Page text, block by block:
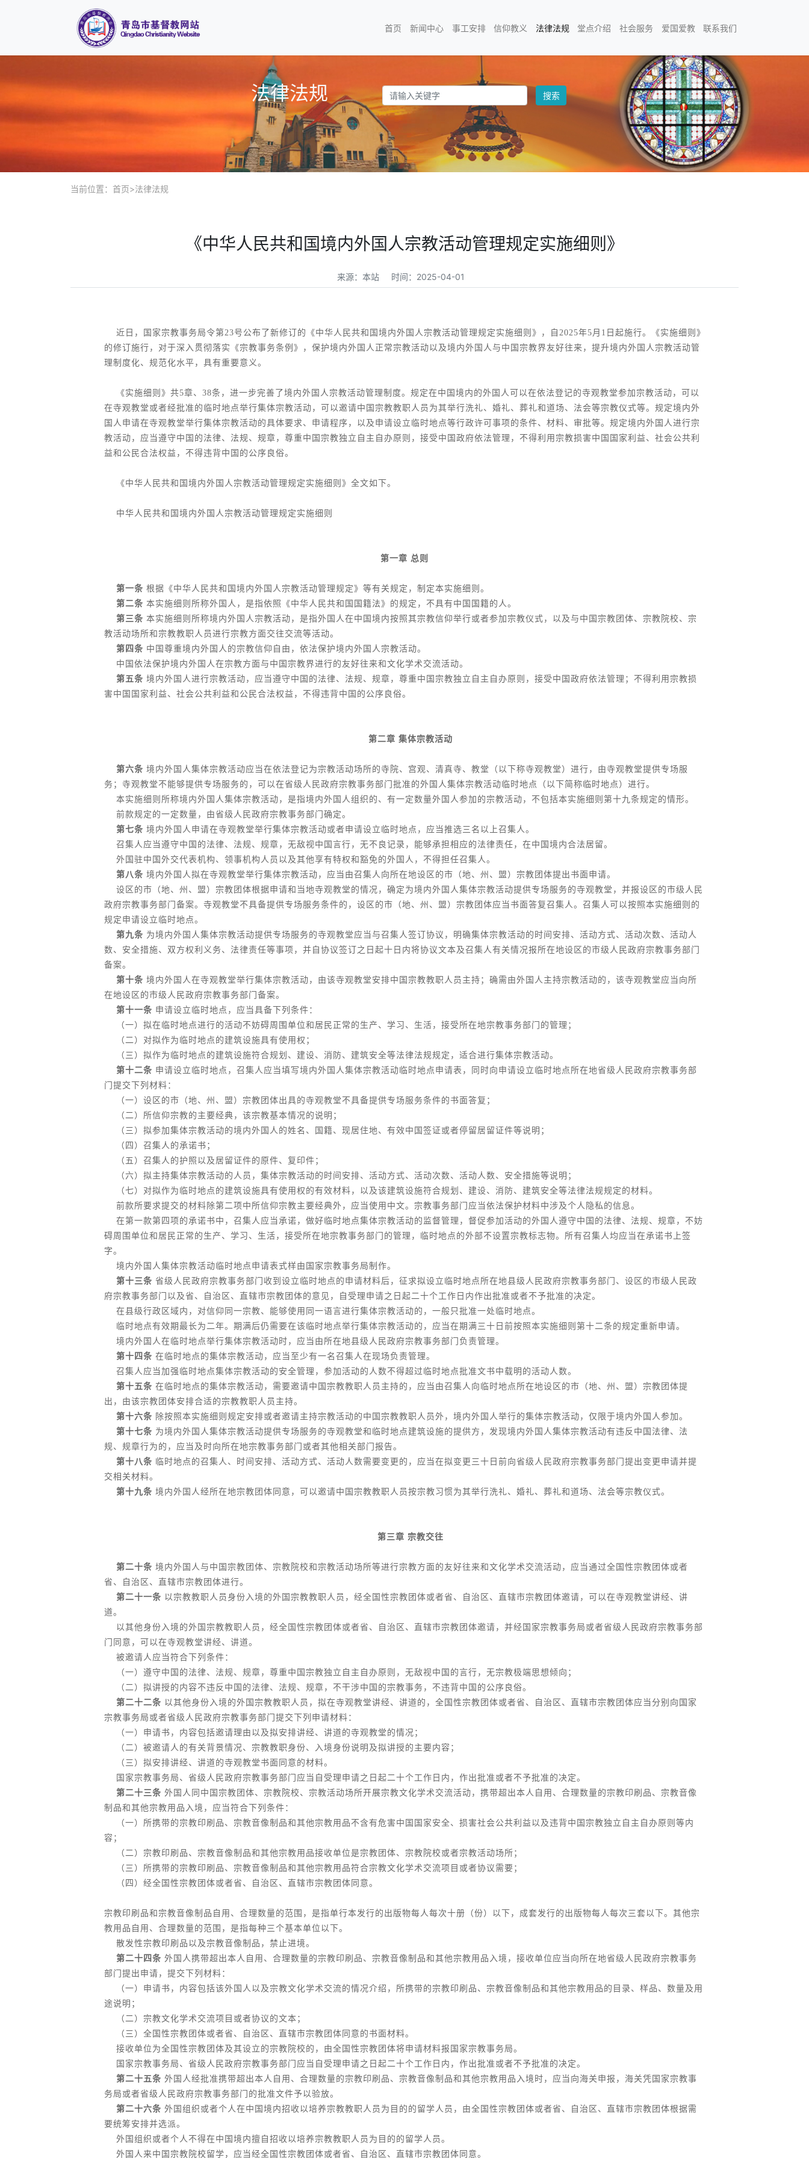
首页 新闻中心 事工安排 信仰教义 法律法规 堂点介绍 社会服务 爱国爱教 联系我们
法律法规 搜索
当前位置： 首页>法律法规
《中华人民共和国境内外国人宗教活动管理规定实施细则》
来源：本站 时间：2025-04-01
近日，国家宗教事务局令第23号公布了新修订的《中华人民共和国境内外国人宗教活动管理规定实施细则》，自2025年5月1日起施行。《实施细则》
的修订施行，对于深入贯彻落实《宗教事务条例》，保护境内外国人正常宗教活动以及境内外国人与中国宗教界友好往来，提升境内外国人宗教活动管
理制度化、规范化水平，具有重要意义。
《实施细则》共5章、38条，进一步完善了境内外国人宗教活动管理制度。规定在中国境内的外国人可以在依法登记的寺观教堂参加宗教活动，可以
在寺观教堂或者经批准的临时地点举行集体宗教活动，可以邀请中国宗教教职人员为其举行洗礼、婚礼、葬礼和道场、法会等宗教仪式等。规定境内外
国人申请在寺观教堂举行集体宗教活动的具体要求、申请程序，以及申请设立临时地点等行政许可事项的条件、材料、审批等。规定境内外国人进行宗
教活动，应当遵守中国的法律、法规、规章，尊重中国宗教独立自主自办原则，接受中国政府依法管理，不得利用宗教损害中国国家利益、社会公共利
益和公民合法权益，不得违背中国的公序良俗。
《中华人民共和国境内外国人宗教活动管理规定实施细则》全文如下。
中华人民共和国境内外国人宗教活动管理规定实施细则
第一章 总则
第一条 根据《中华人民共和国境内外国人宗教活动管理规定》等有关规定，制定本实施细则。
第二条 本实施细则所称外国人，是指依照《中华人民共和国国籍法》的规定，不具有中国国籍的人。
第三条 本实施细则所称境内外国人宗教活动，是指外国人在中国境内按照其宗教信仰举行或者参加宗教仪式，以及与中国宗教团体、宗教院校、宗
教活动场所和宗教教职人员进行宗教方面交往交流等活动。
第四条 中国尊重境内外国人的宗教信仰自由，依法保护境内外国人宗教活动。
中国依法保护境内外国人在宗教方面与中国宗教界进行的友好往来和文化学术交流活动。
第五条 境内外国人进行宗教活动，应当遵守中国的法律、法规、规章，尊重中国宗教独立自主自办原则，接受中国政府依法管理；不得利用宗教损
害中国国家利益、社会公共利益和公民合法权益，不得违背中国的公序良俗。
第二章 集体宗教活动
第六条 境内外国人集体宗教活动应当在依法登记为宗教活动场所的寺院、宫观、清真寺、教堂（以下称寺观教堂）进行，由寺观教堂提供专场服
务；寺观教堂不能够提供专场服务的，可以在省级人民政府宗教事务部门批准的外国人集体宗教活动临时地点（以下简称临时地点）进行。
本实施细则所称境内外国人集体宗教活动，是指境内外国人组织的、有一定数量外国人参加的宗教活动，不包括本实施细则第十九条规定的情形。
前款规定的一定数量，由省级人民政府宗教事务部门确定。
第七条 境内外国人申请在寺观教堂举行集体宗教活动或者申请设立临时地点，应当推选三名以上召集人。
召集人应当遵守中国的法律、法规、规章，无敌视中国言行，无不良记录，能够承担相应的法律责任，在中国境内合法居留。
外国驻中国外交代表机构、领事机构人员以及其他享有特权和豁免的外国人，不得担任召集人。
第八条 境内外国人拟在寺观教堂举行集体宗教活动，应当由召集人向所在地设区的市（地、州、盟）宗教团体提出书面申请。
设区的市（地、州、盟）宗教团体根据申请和当地寺观教堂的情况，确定为境内外国人集体宗教活动提供专场服务的寺观教堂，并报设区的市级人民
政府宗教事务部门备案。寺观教堂不具备提供专场服务条件的，设区的市（地、州、盟）宗教团体应当书面答复召集人。召集人可以按照本实施细则的
规定申请设立临时地点。
第九条 为境内外国人集体宗教活动提供专场服务的寺观教堂应当与召集人签订协议，明确集体宗教活动的时间安排、活动方式、活动次数、活动人
数、安全措施、双方权利义务、法律责任等事项，并自协议签订之日起十日内将协议文本及召集人有关情况报所在地设区的市级人民政府宗教事务部门
备案。
第十条 境内外国人在寺观教堂举行集体宗教活动，由该寺观教堂安排中国宗教教职人员主持；确需由外国人主持宗教活动的，该寺观教堂应当向所
在地设区的市级人民政府宗教事务部门备案。
第十一条 申请设立临时地点，应当具备下列条件：
（一）拟在临时地点进行的活动不妨碍周围单位和居民正常的生产、学习、生活，接受所在地宗教事务部门的管理；
（二）对拟作为临时地点的建筑设施具有使用权；
（三）拟作为临时地点的建筑设施符合规划、建设、消防、建筑安全等法律法规规定，适合进行集体宗教活动。
第十二条 申请设立临时地点，召集人应当填写境内外国人集体宗教活动临时地点申请表，同时向申请设立临时地点所在地省级人民政府宗教事务部
门提交下列材料：
（一）设区的市（地、州、盟）宗教团体出具的寺观教堂不具备提供专场服务条件的书面答复；
（二）所信仰宗教的主要经典，该宗教基本情况的说明；
（三）拟参加集体宗教活动的境内外国人的姓名、国籍、现居住地、有效中国签证或者停留居留证件等说明；
（四）召集人的承诺书；
（五）召集人的护照以及居留证件的原件、复印件；
（六）拟主持集体宗教活动的人员，集体宗教活动的时间安排、活动方式、活动次数、活动人数、安全措施等说明；
（七）对拟作为临时地点的建筑设施具有使用权的有效材料，以及该建筑设施符合规划、建设、消防、建筑安全等法律法规规定的材料。
前款所要求提交的材料除第二项中所信仰宗教主要经典外，应当使用中文。宗教事务部门应当依法保护材料中涉及个人隐私的信息。
在第一款第四项的承诺书中，召集人应当承诺，做好临时地点集体宗教活动的监督管理，督促参加活动的外国人遵守中国的法律、法规、规章，不妨
碍周围单位和居民正常的生产、学习、生活，接受所在地宗教事务部门的管理，临时地点的外部不设置宗教标志物。所有召集人均应当在承诺书上签
字。
境内外国人集体宗教活动临时地点申请表式样由国家宗教事务局制作。
第十三条 省级人民政府宗教事务部门收到设立临时地点的申请材料后，征求拟设立临时地点所在地县级人民政府宗教事务部门、设区的市级人民政
府宗教事务部门以及省、自治区、直辖市宗教团体的意见，自受理申请之日起二十个工作日内作出批准或者不予批准的决定。
在县级行政区域内，对信仰同一宗教、能够使用同一语言进行集体宗教活动的，一般只批准一处临时地点。
临时地点有效期最长为二年。期满后仍需要在该临时地点举行集体宗教活动的，应当在期满三十日前按照本实施细则第十二条的规定重新申请。
境内外国人在临时地点举行集体宗教活动时，应当由所在地县级人民政府宗教事务部门负责管理。
第十四条 在临时地点的集体宗教活动，应当至少有一名召集人在现场负责管理。
召集人应当加强临时地点集体宗教活动的安全管理，参加活动的人数不得超过临时地点批准文书中载明的活动人数。
第十五条 在临时地点的集体宗教活动，需要邀请中国宗教教职人员主持的，应当由召集人向临时地点所在地设区的市（地、州、盟）宗教团体提
出，由该宗教团体安排合适的宗教教职人员主持。
第十六条 除按照本实施细则规定安排或者邀请主持宗教活动的中国宗教教职人员外，境内外国人举行的集体宗教活动，仅限于境内外国人参加。
第十七条 为境内外国人集体宗教活动提供专场服务的寺观教堂和临时地点建筑设施的提供方，发现境内外国人集体宗教活动有违反中国法律、法
规、规章行为的，应当及时向所在地宗教事务部门或者其他相关部门报告。
第十八条 临时地点的召集人、时间安排、活动方式、活动人数需要变更的，应当在拟变更三十日前向省级人民政府宗教事务部门提出变更申请并提
交相关材料。
第十九条 境内外国人经所在地宗教团体同意，可以邀请中国宗教教职人员按宗教习惯为其举行洗礼、婚礼、葬礼和道场、法会等宗教仪式。
第三章 宗教交往
第二十条 境内外国人与中国宗教团体、宗教院校和宗教活动场所等进行宗教方面的友好往来和文化学术交流活动，应当通过全国性宗教团体或者
省、自治区、直辖市宗教团体进行。
第二十一条 以宗教教职人员身份入境的外国宗教教职人员，经全国性宗教团体或者省、自治区、直辖市宗教团体邀请，可以在寺观教堂讲经、讲
道。
以其他身份入境的外国宗教教职人员，经全国性宗教团体或者省、自治区、直辖市宗教团体邀请，并经国家宗教事务局或者省级人民政府宗教事务部
门同意，可以在寺观教堂讲经、讲道。
被邀请人应当符合下列条件：
（一）遵守中国的法律、法规、规章，尊重中国宗教独立自主自办原则，无敌视中国的言行，无宗教极端思想倾向；
（二）拟讲授的内容不违反中国的法律、法规、规章，不干涉中国的宗教事务，不违背中国的公序良俗。
第二十二条 以其他身份入境的外国宗教教职人员，拟在寺观教堂讲经、讲道的，全国性宗教团体或者省、自治区、直辖市宗教团体应当分别向国家
宗教事务局或者省级人民政府宗教事务部门提交下列申请材料：
（一）申请书，内容包括邀请理由以及拟安排讲经、讲道的寺观教堂的情况；
（二）被邀请人的有关背景情况、宗教教职身份、入境身份说明及拟讲授的主要内容；
（三）拟安排讲经、讲道的寺观教堂书面同意的材料。
国家宗教事务局、省级人民政府宗教事务部门应当自受理申请之日起二十个工作日内，作出批准或者不予批准的决定。
第二十三条 外国人同中国宗教团体、宗教院校、宗教活动场所开展宗教文化学术交流活动，携带超出本人自用、合理数量的宗教印刷品、宗教音像
制品和其他宗教用品入境，应当符合下列条件：
（一）所携带的宗教印刷品、宗教音像制品和其他宗教用品不含有危害中国国家安全、损害社会公共利益以及违背中国宗教独立自主自办原则等内
容；
（二）宗教印刷品、宗教音像制品和其他宗教用品接收单位是宗教团体、宗教院校或者宗教活动场所；
（三）所携带的宗教印刷品、宗教音像制品和其他宗教用品符合宗教文化学术交流项目或者协议需要；
（四）经全国性宗教团体或者省、自治区、直辖市宗教团体同意。
宗教印刷品和宗教音像制品自用、合理数量的范围，是指单行本发行的出版物每人每次十册（份）以下，成套发行的出版物每人每次三套以下。其他宗
教用品自用、合理数量的范围，是指每种三个基本单位以下。
散发性宗教印刷品以及宗教音像制品，禁止进境。
第二十四条 外国人携带超出本人自用、合理数量的宗教印刷品、宗教音像制品和其他宗教用品入境，接收单位应当向所在地省级人民政府宗教事务
部门提出申请，提交下列材料：
（一）申请书，内容包括该外国人以及宗教文化学术交流的情况介绍，所携带的宗教印刷品、宗教音像制品和其他宗教用品的目录、样品、数量及用
途说明；
（二）宗教文化学术交流项目或者协议的文本；
（三）全国性宗教团体或者省、自治区、直辖市宗教团体同意的书面材料。
接收单位为全国性宗教团体及其设立的宗教院校的，由全国性宗教团体将申请材料报国家宗教事务局。
国家宗教事务局、省级人民政府宗教事务部门应当自受理申请之日起二十个工作日内，作出批准或者不予批准的决定。
第二十五条 外国人经批准携带超出本人自用、合理数量的宗教印刷品、宗教音像制品和其他宗教用品入境时，应当向海关申报，海关凭国家宗教事
务局或者省级人民政府宗教事务部门的批准文件予以验放。
第二十六条 外国组织或者个人在中国境内招收以培养宗教教职人员为目的的留学人员，由全国性宗教团体或者省、自治区、直辖市宗教团体根据需
要统筹安排并选派。
外国组织或者个人不得在中国境内擅自招收以培养宗教教职人员为目的的留学人员。
外国人来中国宗教院校留学，应当经全国性宗教团体或者省、自治区、直辖市宗教团体同意。